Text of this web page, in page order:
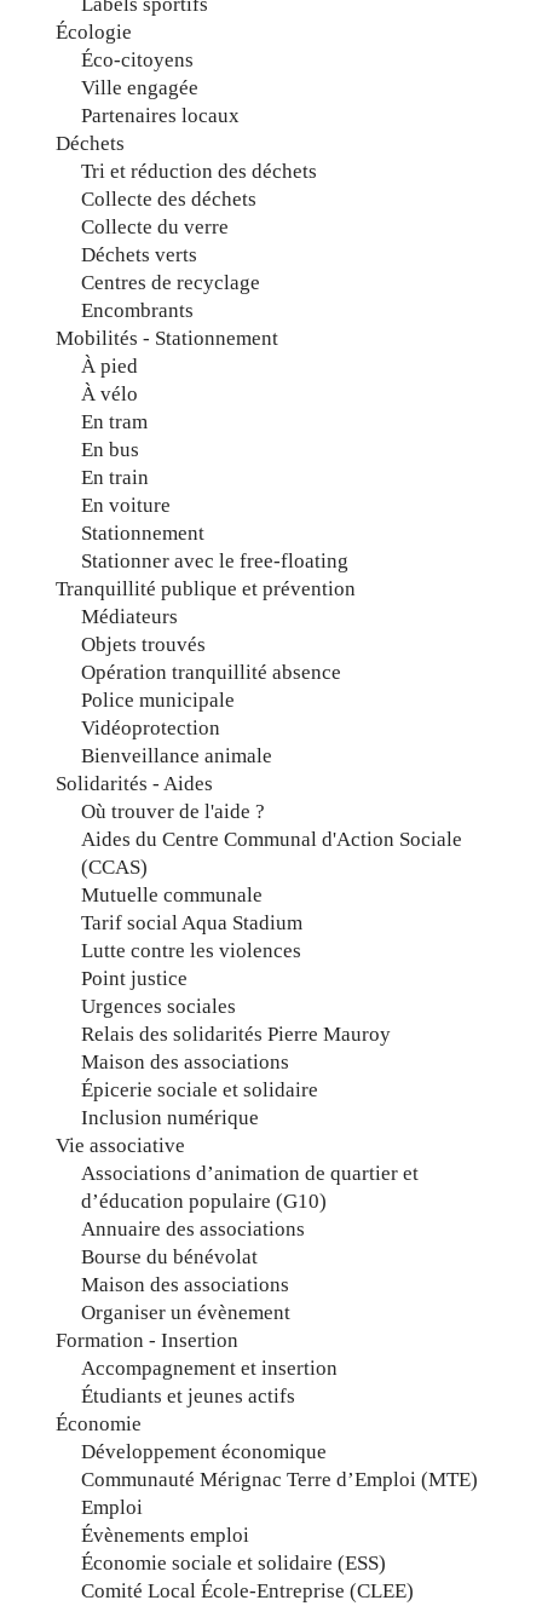
Labels sportifs
Écologie
Éco-citoyens
Ville engagée
Partenaires locaux
Déchets
Tri et réduction des déchets
Collecte des déchets
Collecte du verre
Déchets verts
Centres de recyclage
Encombrants
Mobilités - Stationnement
À pied
À vélo
En tram
En bus
En train
En voiture
Stationnement
Stationner avec le free-floating
Tranquillité publique et prévention
Médiateurs
Objets trouvés
Opération tranquillité absence
Police municipale
Vidéoprotection
Bienveillance animale
Solidarités - Aides
Où trouver de l'aide ?
Aides du Centre Communal d'Action Sociale
(CCAS)
Mutuelle communale
Tarif social Aqua Stadium
Lutte contre les violences
Point justice
Urgences sociales
Relais des solidarités Pierre Mauroy
Maison des associations
Épicerie sociale et solidaire
Inclusion numérique
Vie associative
Associations d’animation de quartier et
d’éducation populaire (G10)
Annuaire des associations
Bourse du bénévolat
Maison des associations
Organiser un évènement
Formation - Insertion
Accompagnement et insertion
Étudiants et jeunes actifs
Économie
Développement économique
Communauté Mérignac Terre d’Emploi (MTE)
Emploi
Évènements emploi
Économie sociale et solidaire (ESS)
Comité Local École-Entreprise (CLEE)